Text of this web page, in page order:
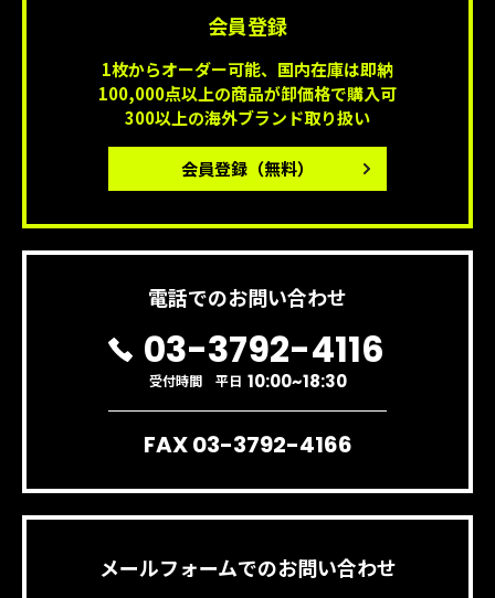
会員登録
1枚からオーダー可能、国内在庫は即納
100,000点以上の商品が卸価格で購入可
300以上の海外ブランド取り扱い
会員登録 （無料）
電話でのお問い合わせ
03-3792-4116
受付時間 平日 10:00~18:30
FAX 03-3792-4166
メールフォームでのお問い合わせ